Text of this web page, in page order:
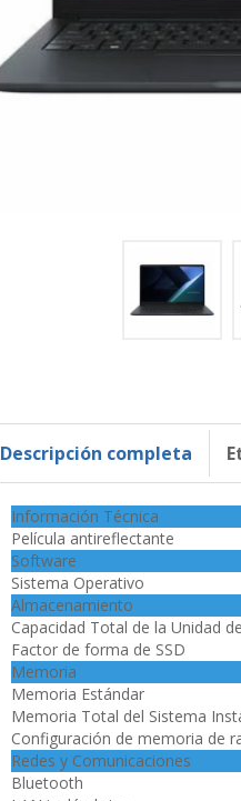
Descripción completa
Información Técnica
Película antireflectante
Software
Sistema Operativo
Almacenamiento
Capacidad Total de la Unidad
Factor de forma de SSD
Memoria
Memoria Estándar
Memoria Total del Sistema
Configuración de memoria de
Redes y Comunicaciones
Bluetooth